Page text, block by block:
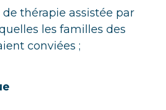
de thérapie assistée par
les familles des
conviées ;